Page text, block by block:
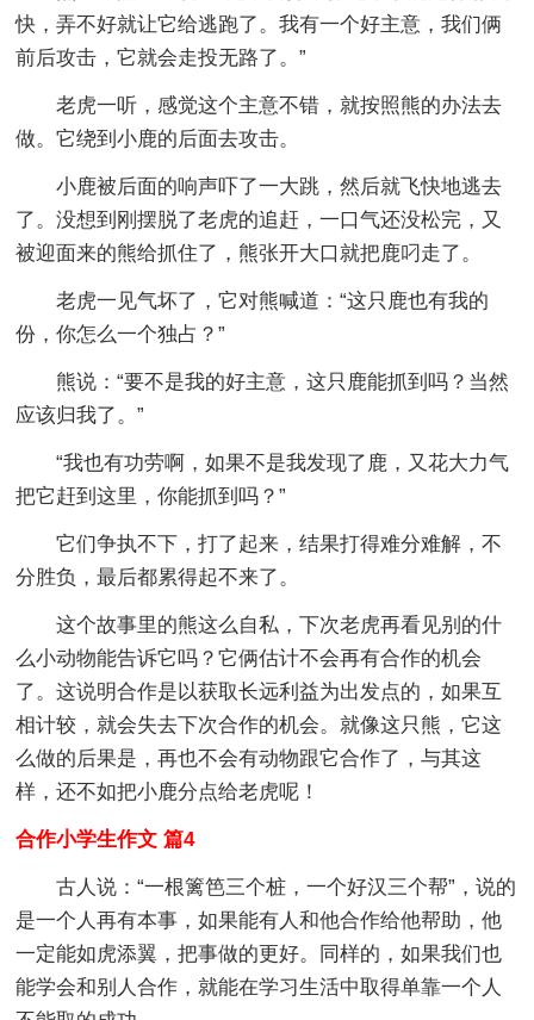
快，弄不好就让它给逃跑了。我有一个好主意，我们俩
前后攻击，它就会走投无路了。”
老虎一听，感觉这个主意不错，就按照熊的办法去
做。它绕到小鹿的后面去攻击。
小鹿被后面的响声吓了一大跳，然后就飞快地逃去
了。没想到刚摆脱了老虎的追赶，一口气还没松完，又
被迎面来的熊给抓住了，熊张开大口就把鹿叼走了。
老虎一见气坏了，它对熊喊道：“这只鹿也有我的
份，你怎么一个独占？”
熊说：“要不是我的好主意，这只鹿能抓到吗？当然
应该归我了。”
“我也有功劳啊，如果不是我发现了鹿，又花大力气
把它赶到这里，你能抓到吗？”
它们争执不下，打了起来，结果打得难分难解，不
分胜负，最后都累得起不来了。
这个故事里的熊这么自私，下次老虎再看见别的什
么小动物能告诉它吗？它俩估计不会再有合作的机会
了。这说明合作是以获取长远利益为出发点的，如果互
相计较，就会失去下次合作的机会。就像这只熊，它这
么做的后果是，再也不会有动物跟它合作了，与其这
样，还不如把小鹿分点给老虎呢！
合作小学生作文 篇4
古人说：“一根篱笆三个桩，一个好汉三个帮”，说的
是一个人再有本事，如果能有人和他合作给他帮助，他
一定能如虎添翼，把事做的更好。同样的，如果我们也
能学会和别人合作，就能在学习生活中取得单靠一个人